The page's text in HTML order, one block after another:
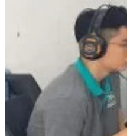
Học Keyboard
Học Đánh Trống
Học Thanh Nhạc
Học Thanh Nhạc
Học Hát Hay Như
Học K-POP
Học Nhảy Hiện Đại
Chuyên Đề Tiktok
Kỹ Thuật – Công Nghệ
Kỹ Thuật Viên
Kỹ Thuật Viên
Kỹ Thuật Viên